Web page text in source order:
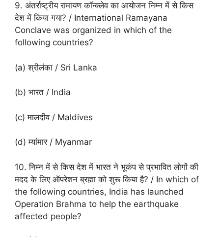
9. अंतर्राष्ट्रीय रामायण कॉन्क्लेव का आयोजन निम्न में से किस
देश में किया गया? / International Ramayana
Conclave was organized in which of the
following countries?
(a) श्रीलंका / Sri Lanka
(b) भारत / India
(c) मालदीव / Maldives
(d) म्यांमार / Myanmar
10. निम्न में से किस देश में भारत ने भूकंप से प्रभावित लोगों की
मदद के लिए ऑपरेशन ब्रह्मा को शुरू किया है? / In which of
the following countries, India has launched
Operation Brahma to help the earthquake
affected people?